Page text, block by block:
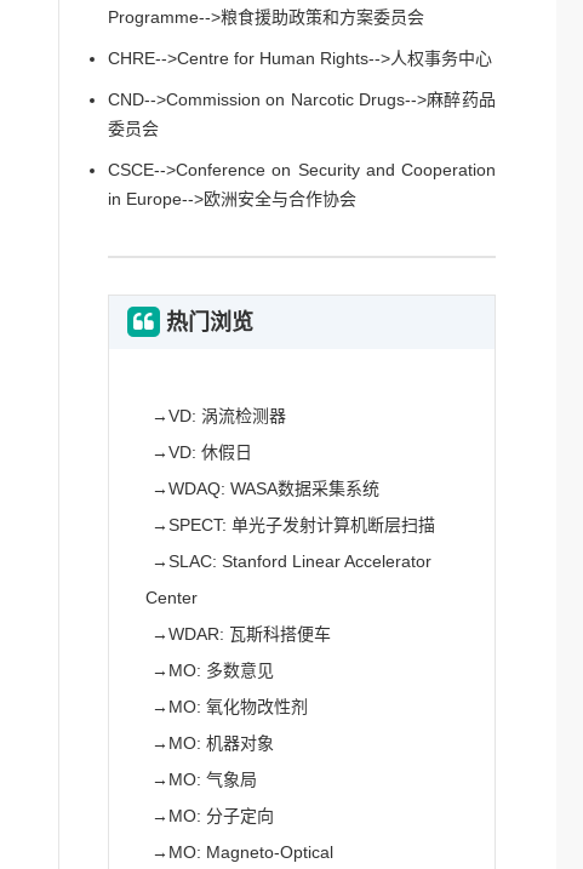
Programme-->粮食援助政策和方案委员会
CHRE-->Centre for Human Rights-->人权事务中心
CND-->Commission on Narcotic Drugs-->麻醉药品
委员会
CSCE-->Conference on Security and Cooperation
in Europe-->欧洲安全与合作协会
热门浏览
→VD: 涡流检测器
→VD: 休假日
→WDAQ: WASA数据采集系统
→SPECT: 单光子发射计算机断层扫描
→SLAC: Stanford Linear Accelerator
Center
→WDAR: 瓦斯科搭便车
→ MO: 多数意见
→ MO: 氧化物改性剂
→ MO: 机器对象
→ MO: 气象局
→ MO: 分子定向
→ MO: Magneto-Optical